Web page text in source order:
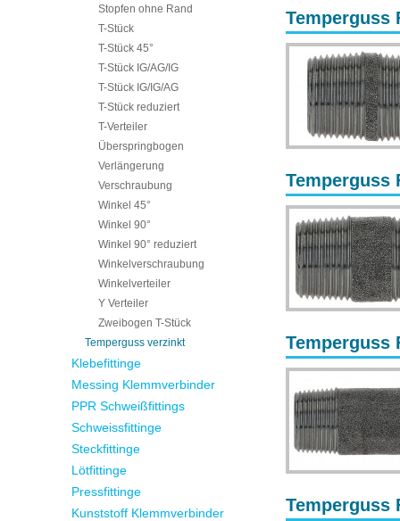
Temperguss
Temperguss
Temperguss
Temperguss
Stopfen ohne Rand
T-Stück
T-Stück 45°
T-Stück IG/AG/IG
T-Stück IG/IG/AG
T-Stück reduziert
T-Verteiler
Überspringbogen
Verlängerung
Verschraubung
Winkel 45°
Winkel 90°
Winkel 90° reduziert
Winkelverschraubung
Winkelverteiler
Y Verteiler
Zweibogen T-Stück
Temperguss verzinkt
Klebefittinge
Messing Klemmverbinder
PPR Schweißfittings
Schweissfittinge
Steckfittinge
Lötfittinge
Pressfittinge
Kunststoff Klemmverbinder